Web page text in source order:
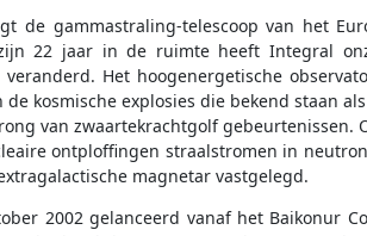
de gammastraling-telescoop van het
22 jaar in de ruimte heeft Integral
Het hoogenergetische
kosmische explosies die bekend staan
van zwaartekrachtgolf gebeurtenissen.
ontploffingen straalstromen in
magnetar vastgelegd.
2002 gelanceerd vanaf het Baikonur